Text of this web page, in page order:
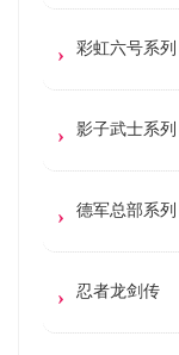
彩虹六号系列
影子武士系列
德军总部系列
忍者龙剑传